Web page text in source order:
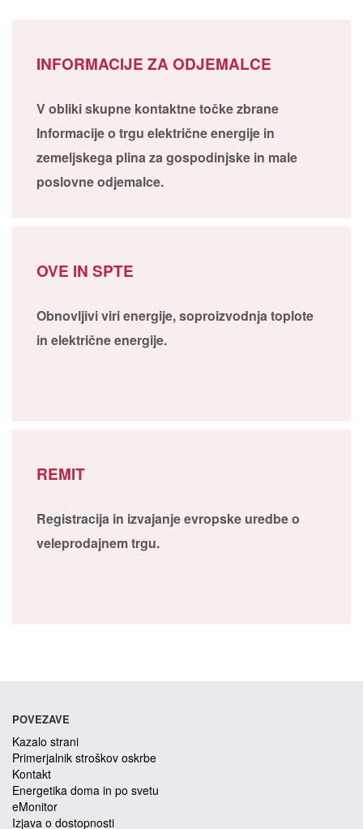
INFORMACIJE ZA ODJEMALCE
V obliki skupne kontaktne točke zbrane
Informacije o trgu električne energije in
zemeljskega plina za gospodinjske in male
poslovne odjemalce.
OVE IN SPTE
Obnovljivi viri energije, soproizvodnja toplote
in električne energije.
REMIT
Registracija in izvajanje evropske uredbe o
veleprodajnem trgu.
POVEZAVE
Kazalo strani
Primerjalnik stroškov oskrbe
Kontakt
Energetika doma in po svetu
eMonitor
Izjava o dostopnosti